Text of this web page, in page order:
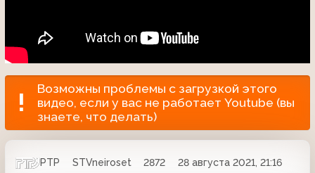
Возможны проблемы с загрузкой этого
видео, если у вас не работает Youtube (вы
знаете, что делать)
РТР STVneiroset 2872
28 августа 2021, 21:16